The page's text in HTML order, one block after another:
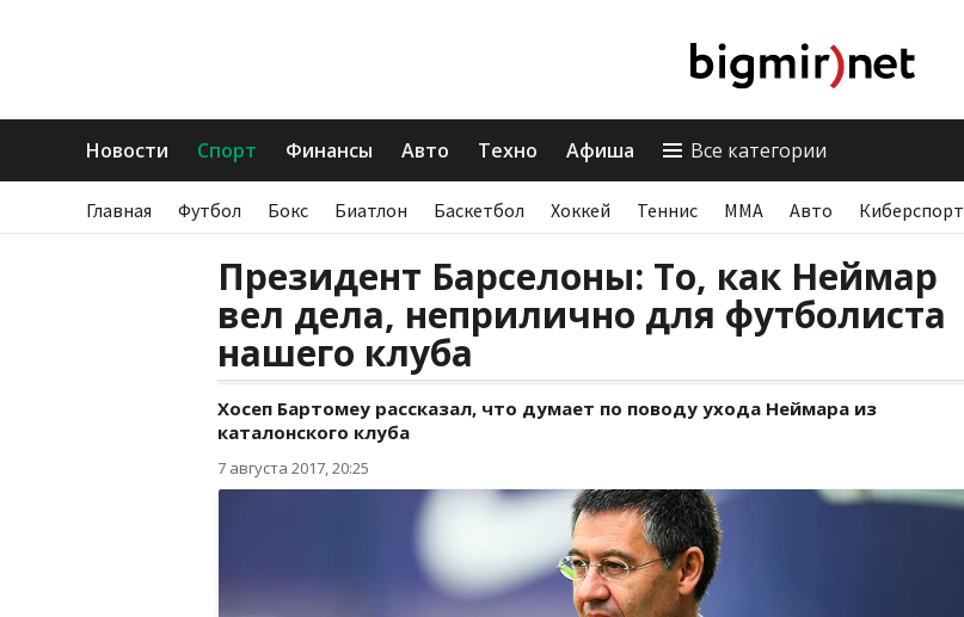
Новости Спорт Финансы Авто Техно Афиша Все категории
Главная Футбол Бокс Биатлон Баскетбол Хоккей Теннис ММА Авто Киберспорт
Президент Барселоны: То, как Неймар
вел дела, неприлично для футболиста
нашего клуба
Хосеп Бартомеу рассказал, что думает по поводу ухода Неймара из
каталонского клуба
7 августа 2017, 20:25